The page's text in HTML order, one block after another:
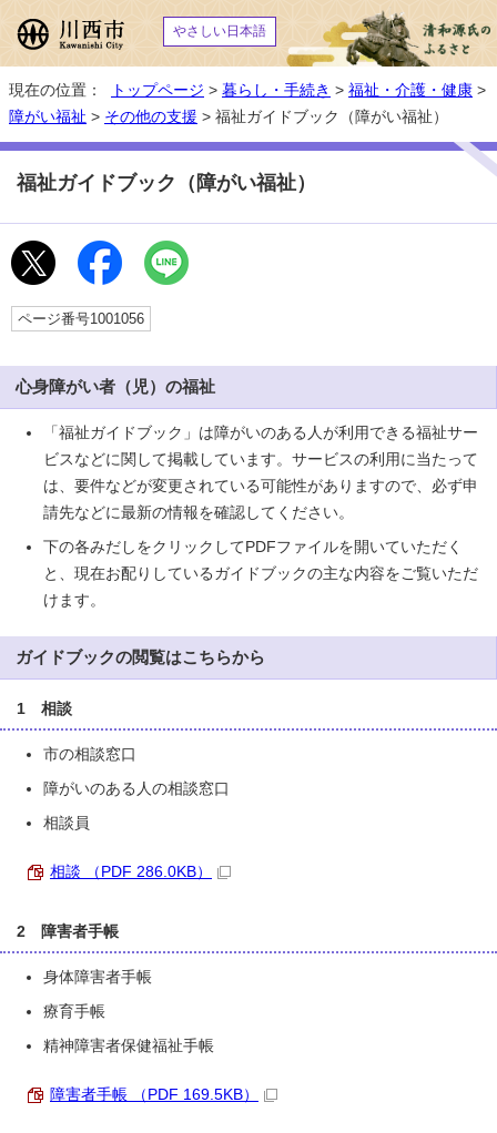
やさしい日本語
現在の位置： トップページ > 暮らし・手続き > 福祉・介護・健康 >
障がい福祉 > その他の支援 > 福祉ガイドブック（障がい福祉）
福祉ガイドブック（障がい福祉）
ページ番号1001056
心身障がい者（児）の福祉
「福祉ガイドブック」は障がいのある人が利用できる福祉サー
ビスなどに関して掲載しています。サービスの利用に当たって
は、要件などが変更されている可能性がありますので、必ず申
請先などに最新の情報を確認してください。
下の各みだしをクリックしてPDFファイルを開いていただく
と、現在お配りしているガイドブックの主な内容をご覧いただ
けます。
ガイドブックの閲覧はこちらから
1 相談
市の相談窓口
障がいのある人の相談窓口
相談員
相談 （PDF 286.0KB）
2 障害者手帳
身体障害者手帳
療育手帳
精神障害者保健福祉手帳
障害者手帳 （PDF 169.5KB）